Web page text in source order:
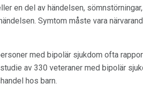
en del av händelsen,
Symtom måste vara
med bipolär sjukdom ofta
av 330 veteraner med bipolär
hos barn.